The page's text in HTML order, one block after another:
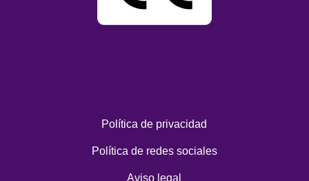
Política de privacidad
Política de redes sociales
Aviso legal